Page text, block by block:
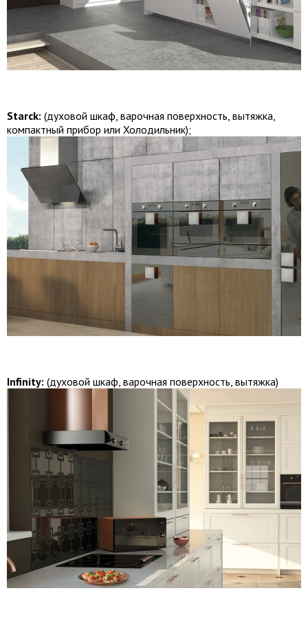
Starck: (духовой шкаф, варочная поверхность, вытяжка,
компактный прибор или Холодильник);
Infinity: (духовой шкаф, варочная поверхность, вытяжка)